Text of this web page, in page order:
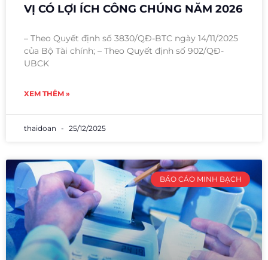
VỊ CÓ LỢI ÍCH CÔNG CHÚNG NĂM 2026
– Theo Quyết định số 3830/QĐ-BTC ngày 14/11/2025
của Bộ Tài chính; – Theo Quyết định số 902/QĐ-
UBCK
XEM THÊM »
thaidoan 25/12/2025
BÁO CÁO MINH BẠCH